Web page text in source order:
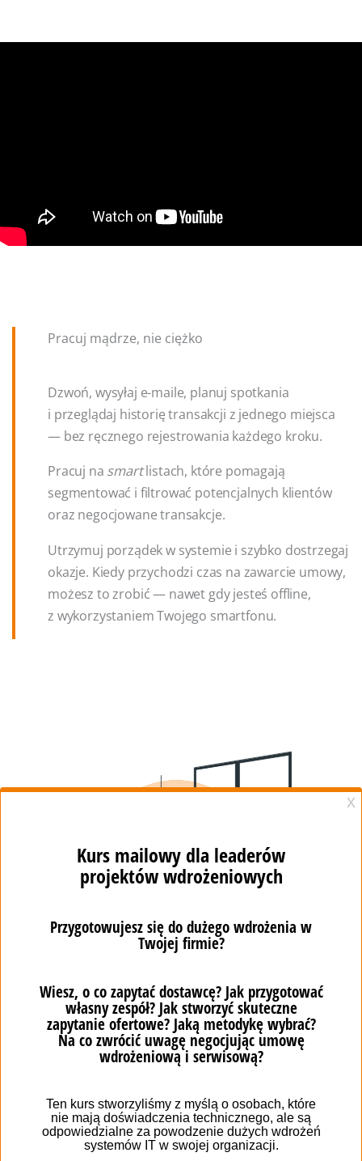
Pracuj mądrze, nie ciężko
Dzwoń, wysyłaj e-maile, planuj spotkania
i przeglądaj historię transakcji z jednego miejsca
— bez ręcznego rejestrowania każdego kroku.
Pracuj na smartlistach, które pomagają
segmentować i filtrować potencjalnych klientów
oraz negocjowane transakcje.
Utrzymuj porządek w systemie i szybko dostrzegaj
okazje. Kiedy przychodzi czas na zawarcie umowy,
możesz to zrobić — nawet gdy jesteś offline,
z wykorzystaniem Twojego smartfonu.